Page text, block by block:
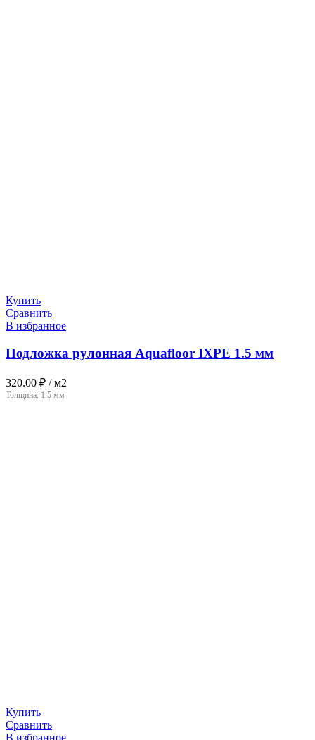
Купить
Сравнить
В избранное
Подложка рулонная Aquafloor IXPE 1.5 мм
320.00 ₽ / м2
Толщина: 1.5 мм
Купить
Сравнить
В избранное